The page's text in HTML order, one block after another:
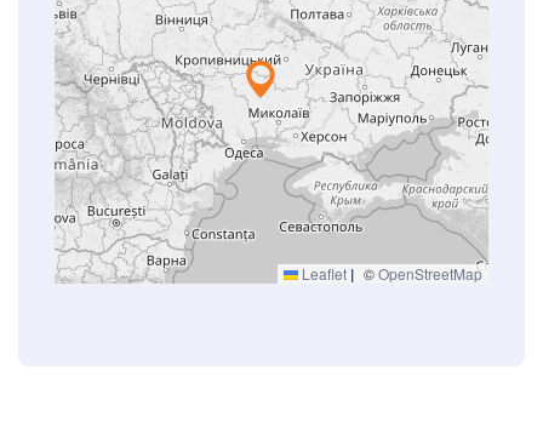
Leaflet | ©OpenStreetMap